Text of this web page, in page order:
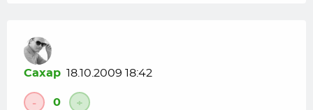
Caxap 18.10.2009 18:42
- 0 +